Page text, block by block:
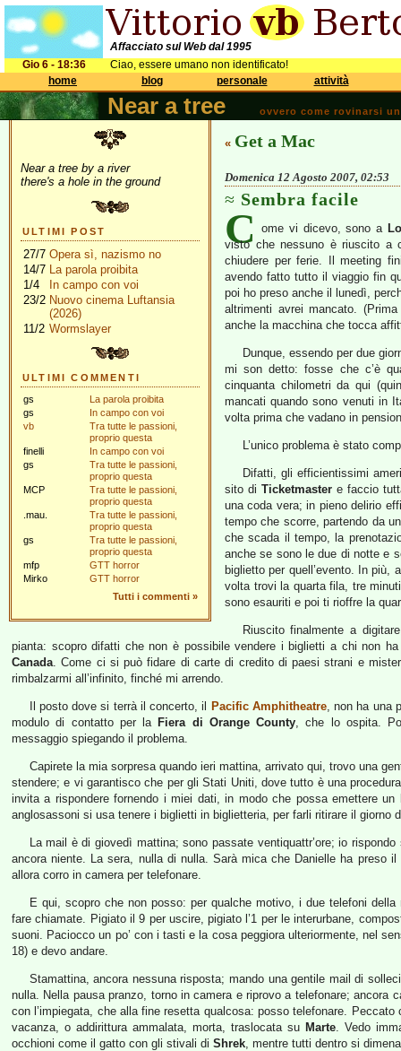
Affacciato sul Web dal 1995
Gio 6 - 18:36
Ciao, essere umano non identificato!
home
blog personale attività
Near a tree ovvero come rovinarsi
Near a tree by a river
there's a hole in the ground
ULTIMI POST
27/7 Opera sì, nazismo no
14/7 La parola proibita
1/4
In campo con voi
23/2 Nuovo cinema Luftansia
(2026)
11/2 Wormslayer
ULTIMI COMMENTI
gs
La parola proibita
gs
In campo con voi
vb
Tra tutte le passioni,
proprio questa
finelli
In campo con voi
gs
Tra tutte le passioni,
proprio questa
MCP
Tra tutte le passioni,
proprio questa
.mau.
Tra tutte le passioni,
proprio questa
gs
Tra tutte le passioni,
proprio questa
mfp
GTT horror
Mirko
GTT horror
Tutti i commenti »
« Get a Mac
Domenica 12 Agosto 2007, 02:53
Sembra facile
C ome vi dicevo, sono a
visto che nessuno è riuscito a
chiudere per ferie. Il meeting
avendo fatto tutto il viaggio fin
poi ho preso anche il lunedì,
altrimenti avrei mancato.
anche la macchina che tocca
Dunque, essendo per due
mi son detto: fosse che c’è
cinquanta chilometri da qui
mancati quando sono venuti in
volta prima che vadano in
L’unico problema è stato
Difatti, gli efficientissimi
sito di Ticketmaster e faccio
una coda vera; in pieno delirio
tempo che scorre, partendo da
che scada il tempo, la
anche se sono le due di notte e
biglietto per quell’evento. In
volta trovi la quarta fila, tre
sono esauriti e poi ti rioffre la
Riuscito finalmente a
pianta: scopro difatti che non è possibile vendere i biglietti a chi non
Canada. Come ci si può fidare di carte di credito di paesi strani e
rimbalzarmi all’infinito, finché mi arrendo.
Il posto dove si terrà il concerto, il Pacific Amphitheatre, non ha una
modulo di contatto per la Fiera di Orange County, che lo ospita.
messaggio spiegando il problema.
Capirete la mia sorpresa quando ieri mattina, arrivato qui, trovo una
stendere; e vi garantisco che per gli Stati Uniti, dove tutto è una
invita a rispondere fornendo i miei dati, in modo che possa emettere
anglosassoni si usa tenere i biglietti in biglietteria, per farli ritirare il giorno
La mail è di giovedì mattina; sono passate ventiquattr’ore; io
ancora niente. La sera, nulla di nulla. Sarà mica che Danielle ha preso
allora corro in camera per telefonare.
E qui, scopro che non posso: per qualche motivo, i due telefoni
fare chiamate. Pigiato il 9 per uscire, pigiato l’1 per le interurbane,
suoni. Paciocco un po’ con i tasti e la cosa peggiora ulteriormente, nel
18) e devo andare.
Stamattina, ancora nessuna risposta; mando una gentile mail di
nulla. Nella pausa pranzo, torno in camera e riprovo a telefonare; ancora
con l’impiegata, che alla fine resetta qualcosa: posso telefonare.
vacanza, o addirittura ammalata, morta, traslocata su Marte. Vedo
occhioni come il gatto con gli stivali di Shrek, mentre tutti dentro si